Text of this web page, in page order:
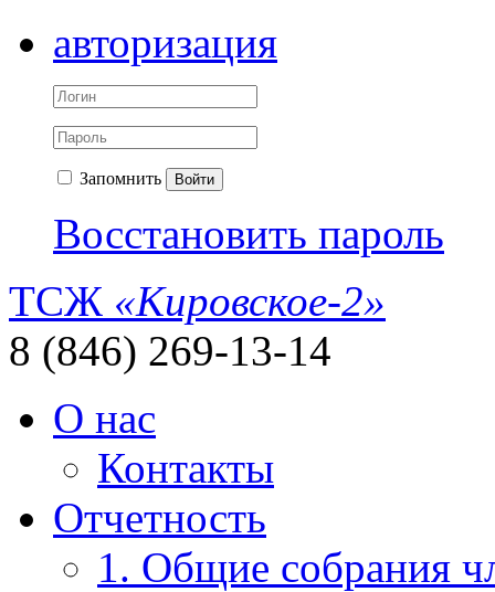
авторизация
Запомнить Войти
Восстановить пароль
ТСЖ «Кировское-2»
8 (846) 269-13-14
О нас
Контакты
Отчетность
1. Общие собрания